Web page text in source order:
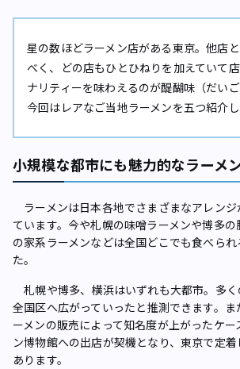
星の数ほどラーメン店がある東京。他店
べく、どの店もひとひねりを加えていて
ナリティーを味わえるのが醍醐味（だいご
今回はレアなご当地ラーメンを五つ紹介し
小規模な都市にも魅力的なラーメ
ラーメンは日本各地でさまざまなアレンジ
ています。今や札幌の味噌ラーメンや博多
の家系ラーメンなどは全国どこでも食べら
た。
札幌や博多、横浜はいずれも大都市。多く
全国区へ広がっていったと推測できます。
ーメンの販売によって知名度が上がったケー
ン博物館への出店が契機となり、東京で定
あります。